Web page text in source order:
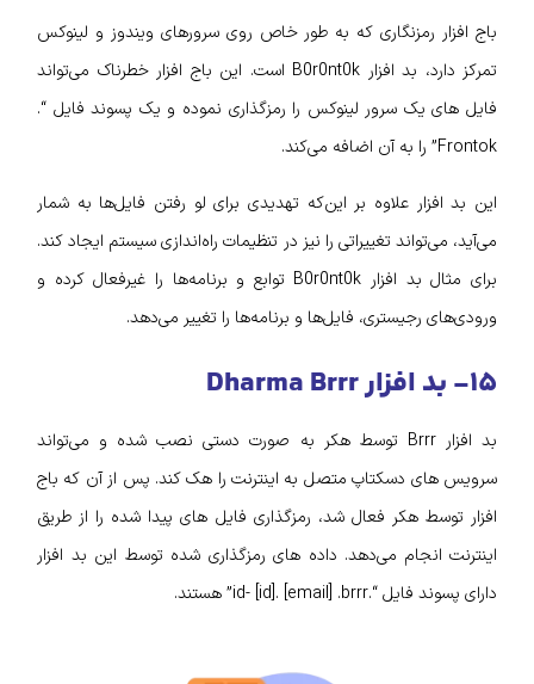
باج افزار رمزنگاری که به‌ طور خاص روی سرورهای ویندوز و لینوکس
تمرکز دارد، بد افزار B0r0nt0k است. این باج افزار خطرناک می‌تواند
فایل‌ های یک سرور لینوکس را رمزگذاری نموده و یک پسوند فایل “.
Frontok” را به آن اضافه می‌کند.
این بد افزار علاوه بر این‌که تهدیدی برای لو رفتن فایل‌ها به شمار
می‌آید، می‌تواند تغییراتی را نیز در تنظیمات راه‌اندازی سیستم ایجاد کند.
برای مثال بد افزار B0r0nt0k توابع و برنامه‌ها را غیرفعال کرده و
ورودی‌های رجیستری، فایل‌ها و برنامه‌ها را تغییر می‌دهد.
۱۵- بد افزار Dharma Brrr
بد افزار Brrr توسط هکر به صورت دستی نصب شده و می‌تواند
سرویس‌ های دسکتاپ متصل به اینترنت را هک کند. پس از آن‌ که باج
افزار توسط هکر فعال شد، رمزگذاری فایل‌ های پیدا شده را از طریق
اینترنت انجام می‌دهد. داده‌ های رمزگذاری شده توسط این بد افزار
دارای پسوند فایل “.id- [id]. [email] .brrr” هستند.